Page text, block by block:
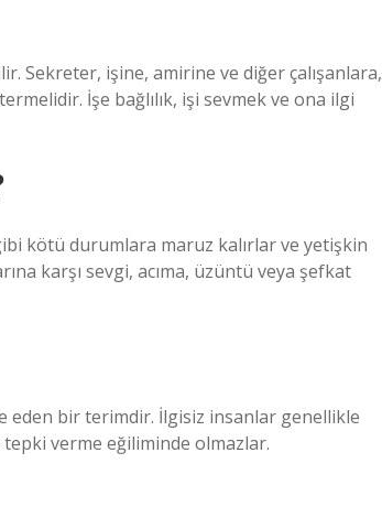
Sekreter, işine, amirine ve diğer çalışanlara,
İşe bağlılık, işi sevmek ve ona ilgi
kötü durumlara maruz kalırlar ve yetişkin
karşı sevgi, acıma, üzüntü veya şefkat
eden bir terimdir. İlgisiz insanlar genellikle
verme eğiliminde olmazlar.